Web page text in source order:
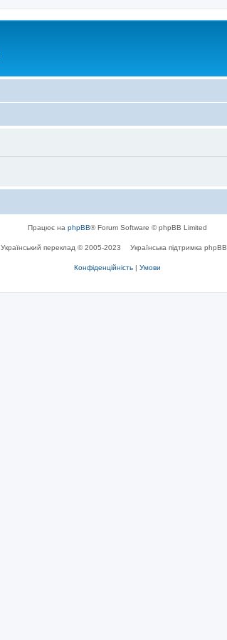
Працює на phpBB® Forum Software © phpBB Limited
Український переклад © 2005-2023 Українська підтримка phpBB
Конфіденційність | Умови